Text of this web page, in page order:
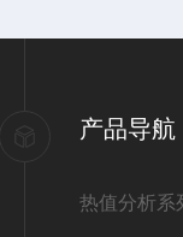
产品导航
热值分析系